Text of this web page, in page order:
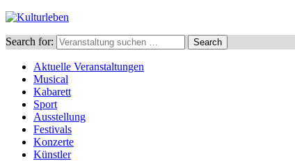
Search for: Search
Aktuelle Veranstaltungen
Musical
Kabarett
Sport
Ausstellung
Festivals
Konzerte
Künstler